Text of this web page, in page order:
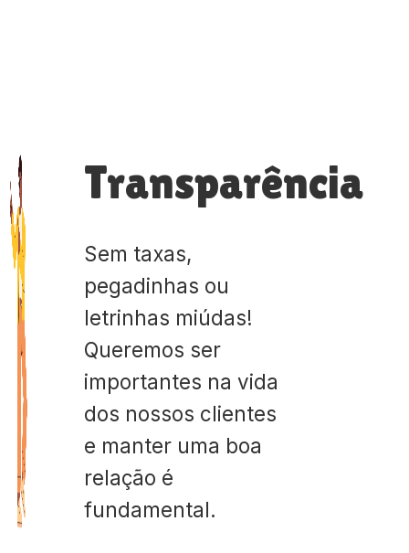
Transparência
Sem taxas,
pegadinhas ou
letrinhas miúdas!
Queremos ser
importantes na vida
dos nossos clientes
e manter uma boa
relação é
fundamental.